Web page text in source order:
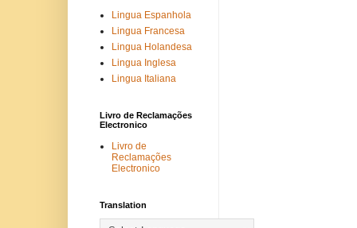
Lingua Espanhola
Lingua Francesa
Lingua Holandesa
Lingua Inglesa
Lingua Italiana
Livro de Reclamações
Electronico
Livro de
Reclamações
Electronico
Translation